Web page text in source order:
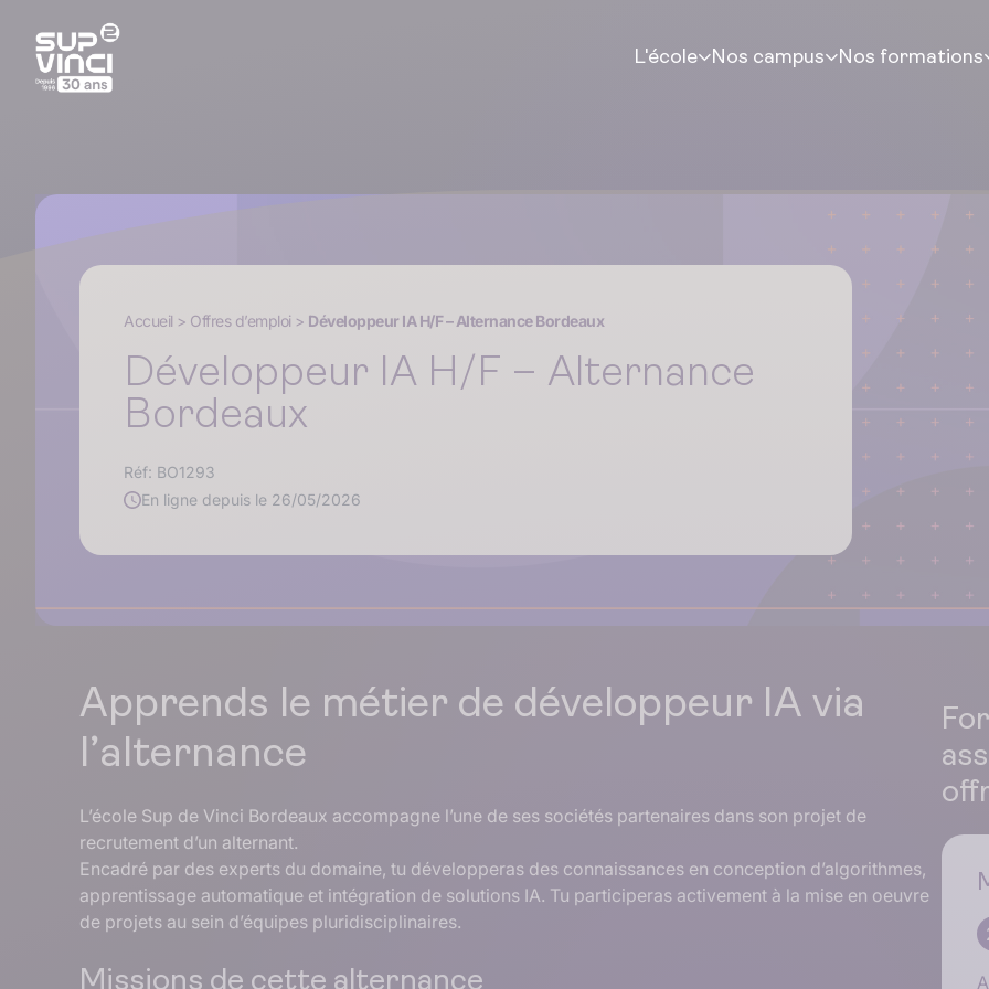
L'école Nos campus Nos formations
Accueil > Offres d’emploi> Développeur IA H/F – Alternance Bordeaux
Développeur IA H/F – Alternance
Bordeaux
Réf: BO1293
En ligne depuis le 26/05/2026
Apprends le métier de développeur IA via
l’alternance
L’école Sup de Vinci Bordeaux accompagne l’une de ses sociétés partenaires dans son projet de
recrutement d’un alternant.
Encadré par des experts du domaine, tu développeras des connaissances en conception d’algorithmes,
apprentissage automatique et intégration de solutions IA. Tu participeras activement à la mise en oeuvre
de projets au sein d’équipes pluridisciplinaires.
Missions de cette alternance